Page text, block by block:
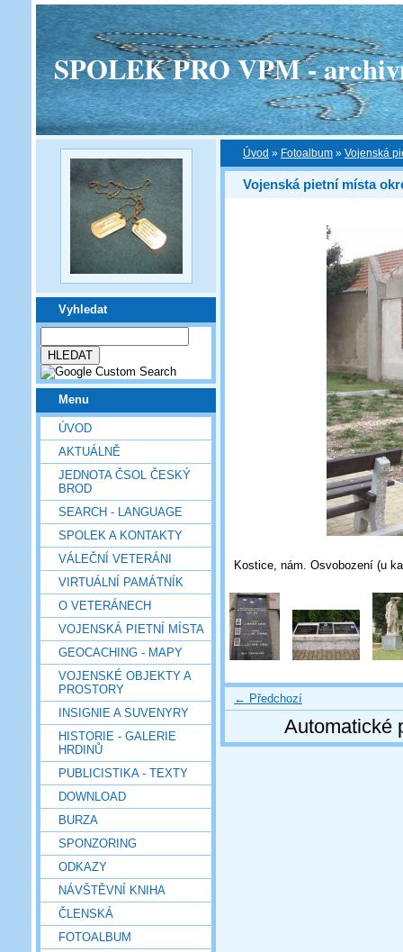
SPOLEK PRO VPM -
Vyhledat
Menu
ÚVOD
AKTUÁLNĚ
JEDNOTA ČSOL ČESKÝ
BROD
SEARCH - LANGUAGE
SPOLEK A KONTAKTY
VÁLEČNÍ VETERÁNI
VIRTUÁLNÍ PAMÁTNÍK
O VETERÁNECH
VOJENSKÁ PIETNÍ MÍSTA
GEOCACHING - MAPY
VOJENSKÉ OBJEKTY A
PROSTORY
INSIGNIE A SUVENYRY
HISTORIE - GALERIE
HRDINŮ
PUBLICISTIKA - TEXTY
DOWNLOAD
BURZA
SPONZORING
ODKAZY
NÁVŠTĚVNÍ KNIHA
ČLENSKÁ
FOTOALBUM
Úvod » Fotoalbum » Vojenská
Vojenská pietní místa
Kostice, nám. Osvobození (u
← Předchozí
Automatické